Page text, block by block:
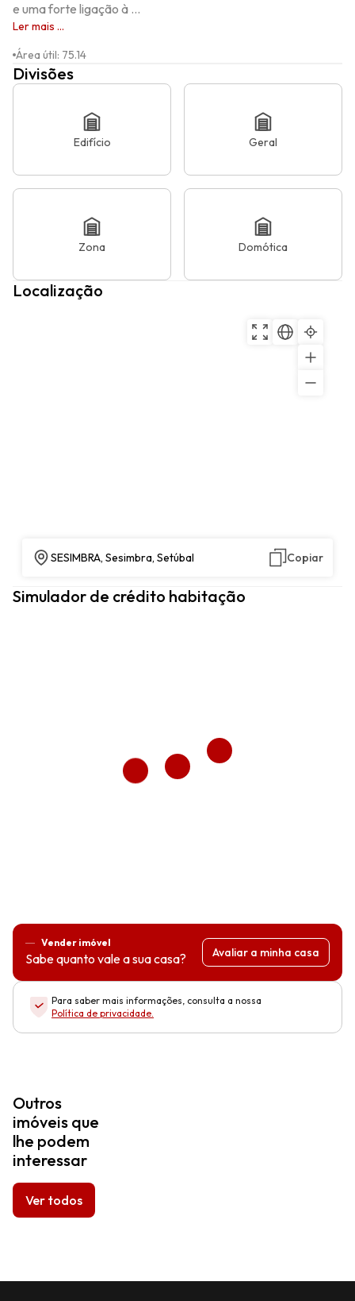
e uma forte ligação à ...
Ler mais ...
Área útil: 75.14
Divisões
Edifício Geral
Zona Domótica
Localização
SESIMBRA, Sesimbra, Setúbal Copiar
Simulador de crédito habitação
Vender imóvel
Sabe quanto vale a sua casa? Avaliar a minha casa
Para saber mais informações, consulta a nossa
Política de privacidade.
Outros
imóveis que
lhe podem
interessar
Ver todos